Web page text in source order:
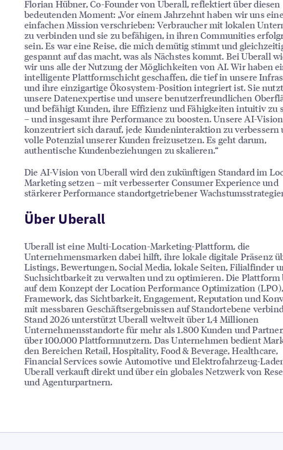
Florian Hübner, Co-Founder von Uberall, reflektiert über diesen
bedeutenden Moment: „Vor einem Jahrzehnt haben wir uns
einfachen Mission verschrieben: Verbraucher mit lokalen
zu verbinden und sie zu befähigen, in ihren Communities
sein. Es war eine Reise, die mich demütig stimmt und
gespannt auf das macht, was als Nächstes kommt. Bei Uberall
wir uns alle der Nutzung der Möglichkeiten von AI. Wir haben
intelligente Plattformschicht geschaffen, die tief in unsere
und ihre einzigartige Ökosystem-Position integriert ist. Sie
unsere Datenexpertise und unsere benutzerfreundlichen
und befähigt Kunden, ihre Effizienz und Fähigkeiten intuitiv zu
– und insgesamt ihre Performance zu boosten. Unsere AI-Vision
konzentriert sich darauf, jede Kundeninteraktion zu verbessern
volle Potenzial unserer Kunden freizusetzen. Es geht darum,
authentische Kundenbeziehungen zu skalieren.“
Die AI-Vision von Uberall wird den zukünftigen Standard im
Marketing setzen – mit verbesserter Consumer Experience und
stärkerer Performance standortgetriebener
Über Uberall
Uberall ist eine Multi-Location-Marketing-Plattform, die
Unternehmensmarken dabei hilft, ihre lokale digitale Präsenz
Listings, Bewertungen, Social Media, lokale Seiten, Filialfinder
Suchsichtbarkeit zu verwalten und zu optimieren. Die Plattform
auf dem Konzept der Location Performance Optimization
Framework, das Sichtbarkeit, Engagement, Reputation und
mit messbaren Geschäftsergebnissen auf Standortebene
Stand 2026 unterstützt Uberall weltweit über 1,4 Millionen
Unternehmensstandorte für mehr als 1.800 Kunden und
über 100.000 Plattformnutzern. Das Unternehmen bedient
den Bereichen Retail, Hospitality, Food & Beverage, Healthcare,
Financial Services sowie Automotive und Elektrofahrzeug-
Uberall verkauft direkt und über ein globales Netzwerk von
und Agenturpartnern.